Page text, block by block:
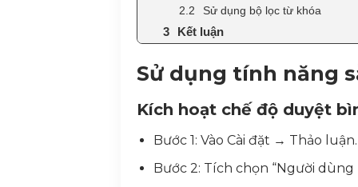
Sử dụng bộ lọc từ khóa
Kết luận
Sử dụng tính năng
Kích hoạt chế độ duyệt
Bước 1: Vào Cài đặt → Thảo luận.
Bước 2: Tích chọn “Người